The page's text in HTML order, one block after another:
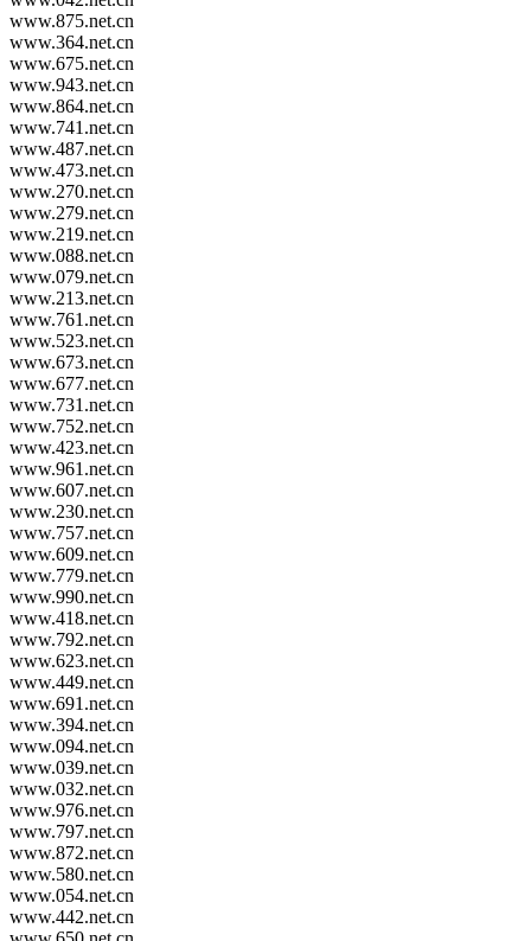
www.875.net.cn
www.364.net.cn
www.675.net.cn
www.943.net.cn
www.864.net.cn
www.741.net.cn
www.487.net.cn
www.473.net.cn
www.270.net.cn
www.279.net.cn
www.219.net.cn
www.088.net.cn
www.079.net.cn
www.213.net.cn
www.761.net.cn
www.523.net.cn
www.673.net.cn
www.677.net.cn
www.731.net.cn
www.752.net.cn
www.423.net.cn
www.961.net.cn
www.607.net.cn
www.230.net.cn
www.757.net.cn
www.609.net.cn
www.779.net.cn
www.990.net.cn
www.418.net.cn
www.792.net.cn
www.623.net.cn
www.449.net.cn
www.691.net.cn
www.394.net.cn
www.094.net.cn
www.039.net.cn
www.032.net.cn
www.976.net.cn
www.797.net.cn
www.872.net.cn
www.580.net.cn
www.054.net.cn
www.442.net.cn